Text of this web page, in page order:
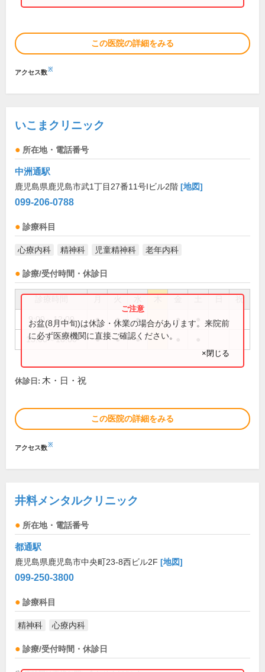
この医院の詳細をみる
アクセス数※
いこまクリニック
所在地・電話番号
中洲通駅
鹿児島県鹿児島市武1丁目27番11号Iビル2階 [地図]
099-206-0788
診療科目
心療内科 精神科 児童精神科 老年内科
診療/受付時間・休診日
祝
9:00～12:00 ● ● ● ●
15:00～18:00 ● ● ●
お盆(8月中旬)は休診・休業の場合があります。来院前
に必ず医療機関に直接ご確認ください。
×閉じる
休診日: 木・日・祝
この医院の詳細をみる
アクセス数※
井料メンタルクリニック
所在地・電話番号
都通駅
鹿児島県鹿児島市中央町23-8西ビル2F [地図]
099-250-3800
診療科目
精神科 心療内科
診療/受付時間・休診日